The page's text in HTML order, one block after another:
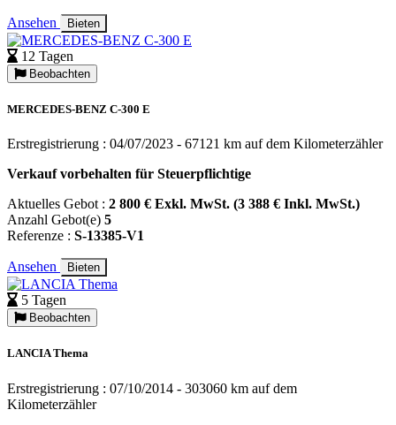
Ansehen Bieten
12 Tagen
Beobachten
MERCEDES-BENZ C-300 E
Erstregistrierung : 04/07/2023 - 67121 km auf dem Kilometerzähler
Verkauf vorbehalten für Steuerpflichtige
Aktuelles Gebot : 2 800 € Exkl. MwSt. (3 388 € Inkl. MwSt.)
Anzahl Gebot(e) 5
Referenze : S-13385-V1
Ansehen Bieten
5 Tagen
Beobachten
LANCIA Thema
Erstregistrierung : 07/10/2014 - 303060 km auf dem
Kilometerzähler